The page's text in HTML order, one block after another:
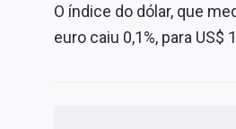
O índice do dólar, que
euro caiu 0,1%, para US$